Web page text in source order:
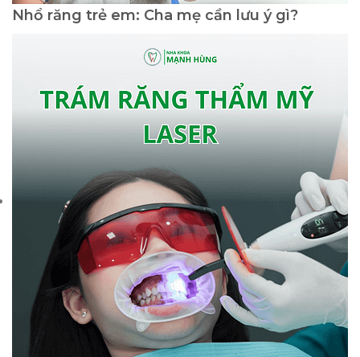
Nhổ răng trẻ em: Cha mẹ cần lưu ý gì?